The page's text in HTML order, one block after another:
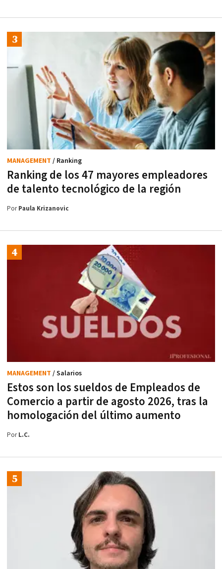
Ranking de los 47 mayores empleadores
de talento tecnológico de la región
MANAGEMENT / Ranking
PorPaula Krizanovic
Estos son los sueldos de Empleados de
Comercio a partir de agosto 2026, tras la
homologación del último aumento
MANAGEMENT / Salarios
PorL.C.